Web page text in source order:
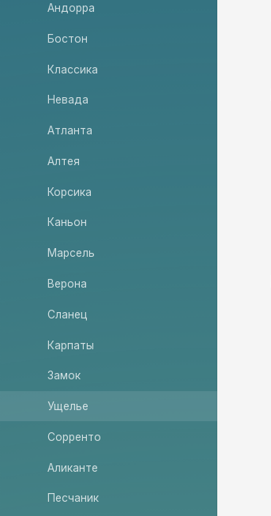
Андорра
Бостон
Классика
Невада
Атланта
Алтея
Корсика
Каньон
Марсель
Верона
Сланец
Карпаты
Замок
Ущелье
Сорренто
Аликанте
Песчаник